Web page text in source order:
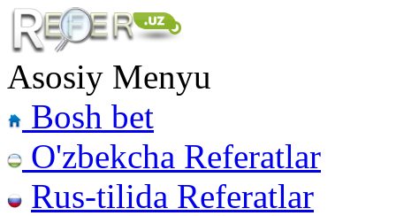
Asosiy Menyu
Bosh bet
O'zbekcha Referatlar
Rus-tilida Referatlar